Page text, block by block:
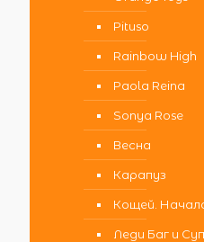
Pituso
Rainbow High
Paola Reina
Sonya Rose
Весна
Карапуз
Кощей.
Леди Баг и